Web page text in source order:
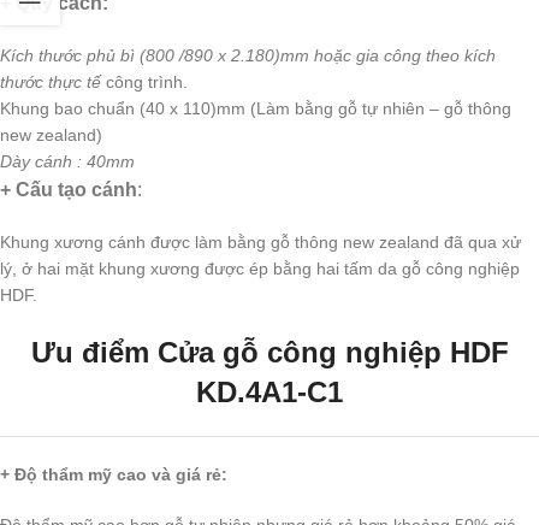
Kích thước phủ bì (800 /890 x 2.180)mm hoặc gia công theo kích
thước thực tếcông trình.
Khung bao chuẩn (40 x 110)mm (Làm bằng gỗ tự nhiên – gỗ thông
new zealand)
Dày cánh : 40mm
+ Cấu tạo cánh:
Khung xương cánh được làm bằng gỗ thông new zealand đã qua xử
lý, ở hai mặt khung xương được ép bằng hai tấm da gỗ công nghiệp
HDF.
Ưu điểm Cửa gỗ công nghiệp HDF
KD.4A1-C1
+ Độ thẩm mỹ cao và giá rẻ: